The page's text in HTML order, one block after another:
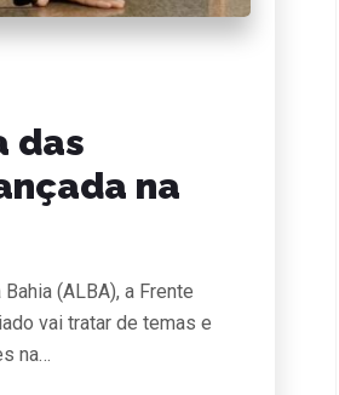
das
na
(ALBA), a Frente
vai tratar de temas e
na…